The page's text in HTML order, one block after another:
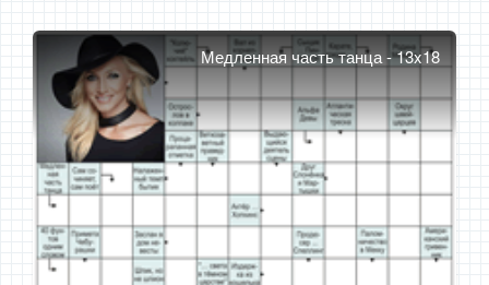
Медленная часть танца - 13x18